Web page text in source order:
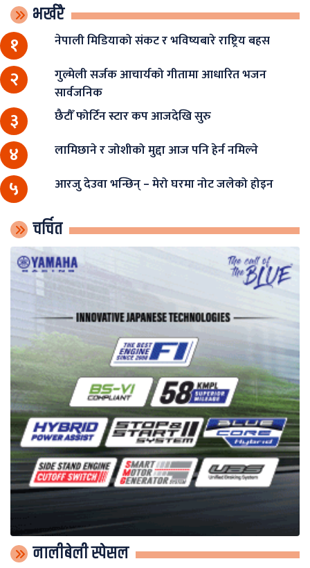
भर्खरै
१ नेपाली मिडियाको संकट र भविष्यबारे राष्ट्रिय बहस
२
गुल्मेली सर्जक आचार्यको गीतामा आधारित भजन
सार्वजनिक
३ छैटौँ फोर्टिन स्टार कप आजदेखि सुरु
४ लामिछाने र जोशीको मुद्दा आज पनि हेर्न नमिल्ने
५ आरजु देउवा भन्छिन् – मेरो घरमा नोट जलेको होइन
चर्चित
नालीबेली स्पेसल